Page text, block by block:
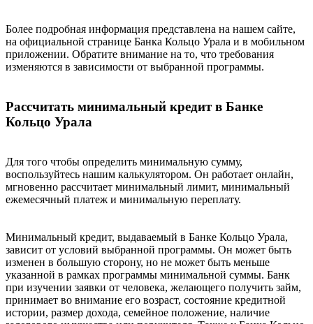
Более подробная информация представлена на нашем сайте,
на официальной странице Банка Кольцо Урала и в мобильном
приложении. Обратите внимание на то, что требования
изменяются в зависимости от выбранной программы.
Рассчитать минимальный кредит в Банке
Кольцо Урала
Для того чтобы определить минимальную сумму,
воспользуйтесь нашим калькулятором. Он работает онлайн,
мгновенно рассчитает минимальный лимит, минимальный
ежемесячный платеж и минимальную переплату.
Минимальный кредит, выдаваемый в Банке Кольцо Урала,
зависит от условий выбранной программы. Он может быть
изменен в большую сторону, но не может быть меньше
указанной в рамках программы минимальной суммы. Банк
при изучении заявки от человека, желающего получить займ,
принимает во внимание его возраст, состояние кредитной
истории, размер дохода, семейное положение, наличие